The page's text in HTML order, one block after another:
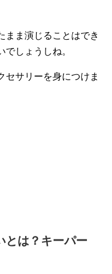
まま演じることはでき
しょうしね。
セサリーを身につけま
とは？キーパー